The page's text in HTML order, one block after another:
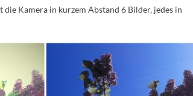
Kamera in kurzem Abstand 6 Bilder, jedes in